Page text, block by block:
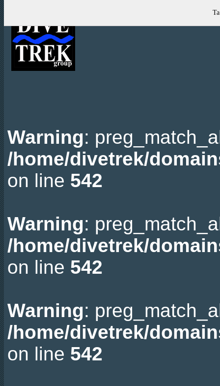
Warning:
/home/divetrek/
on line 542
Warning:
/home/divetrek/
on line 542
Warning:
/home/divetrek/
on line 542